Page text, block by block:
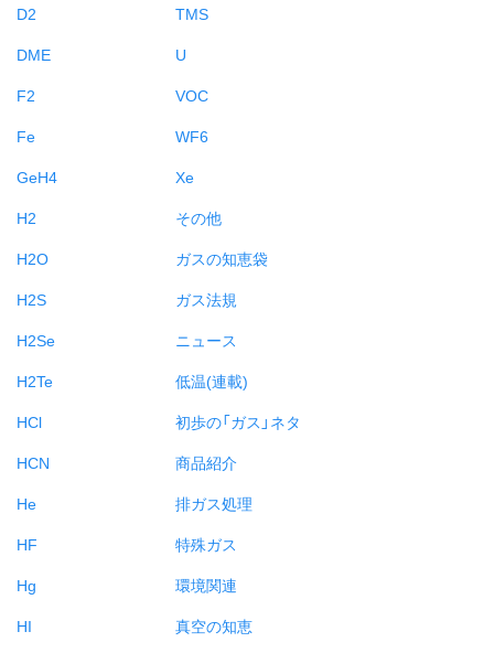
D2
DME
F2
Fe
GeH4
H2
H2O
H2S
H2Se
H2Te
HCl
HCN
He
HF
Hg
HI
TMS
U
VOC
WF6
Xe
その他
ガスの知恵袋
ガス法規
ニュース
低温(連載)
初歩の「ガス」ネタ
商品紹介
排ガス処理
特殊ガス
環境関連
真空の知恵